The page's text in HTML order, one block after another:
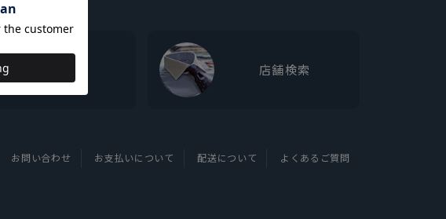
店舗検索
お問い合わせ お支払いについて 配送について よくあるご質問